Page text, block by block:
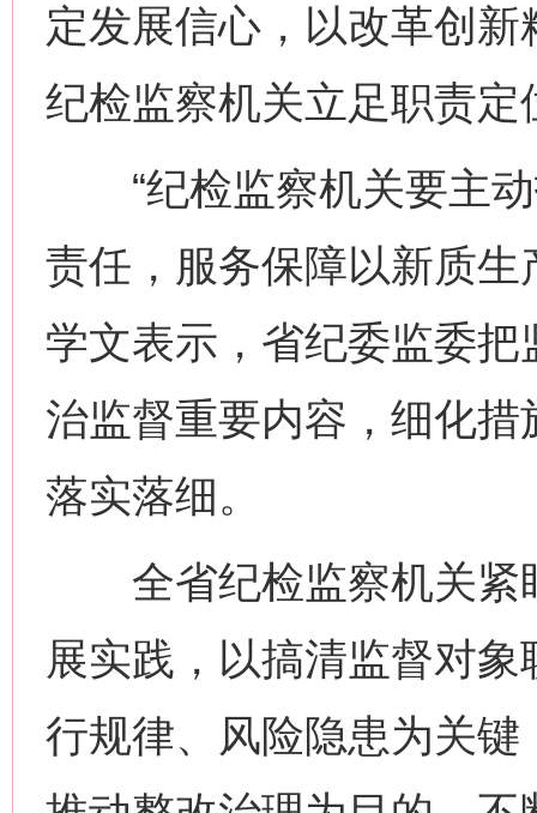
定发展信心，以改革创
纪检监察机关立足职责
“纪检监察机关要主动
责任，服务保障以新质生
学文表示，省纪委监委
治监督重要内容，细化
落实落细。
全省纪检监察机关紧
展实践，以搞清监督对
行规律、风险隐患为关